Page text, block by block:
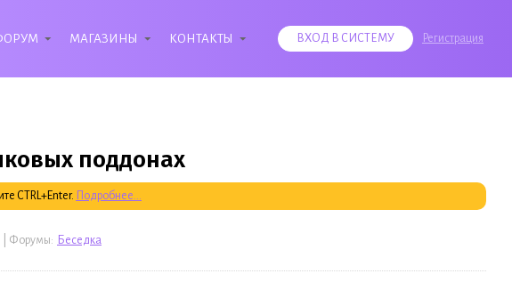
МАГАЗИНЫ КОНТАКТЫ ВХОД В СИСТЕМУ Регистрация
поддонах
CTRL+Enter. Подробнее...
| Форумы: Беседка